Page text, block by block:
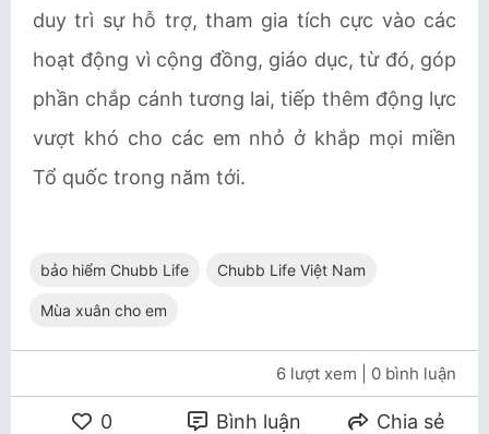
duy trì sự hỗ trợ, tham gia tích cực vào các
hoạt động vì cộng đồng, giáo dục, từ đó, góp
phần chắp cánh tương lai, tiếp thêm động lực
vượt khó cho các em nhỏ ở khắp mọi miền
Tổ quốc trong năm tới.
bảo hiểm Chubb Life Chubb Life Việt Nam
Mùa xuân cho em
6 lượt xem | 0 bình luận
0 Bình luận Chia sẻ